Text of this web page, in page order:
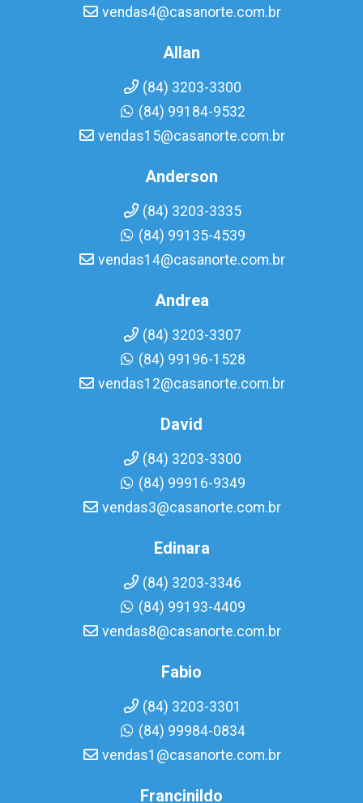
vendas4@casanorte.com.br
Allan
(84) 3203-3300
(84) 99184-9532
vendas15@casanorte.com.br
Anderson
(84) 3203-3335
(84) 99135-4539
vendas14@casanorte.com.br
Andrea
(84) 3203-3307
(84) 99196-1528
vendas12@casanorte.com.br
David
(84) 3203-3300
(84) 99916-9349
vendas3@casanorte.com.br
Edinara
(84) 3203-3346
(84) 99193-4409
vendas8@casanorte.com.br
Fabio
(84) 3203-3301
(84) 99984-0834
vendas1@casanorte.com.br
Francinildo